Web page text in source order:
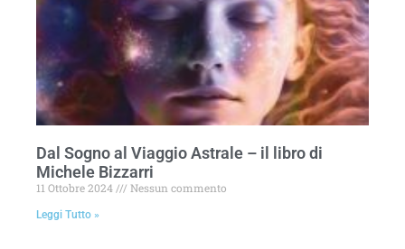
Dal Sogno al Viaggio Astrale – il libro di
Michele Bizzarri
11 Ottobre 2024 Nessun commento
Leggi Tutto »